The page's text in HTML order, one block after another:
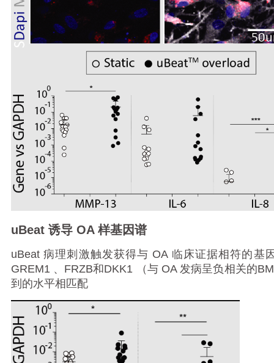
uBeat 诱导 OA 样基因谱
uBeat病理刺激触发获得与 OA 临床证据相符的基
GREM1 、 FRZB和DKK1 （与 OA 发病呈负相关的
到的水平相匹配